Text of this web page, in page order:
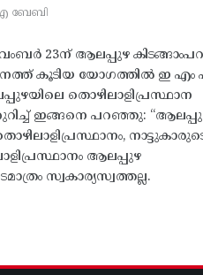
ബേബി
23ന് ആലപ്പുഴ
കൂടിയ യോഗത്തിൽ ഇ എം
തൊഴിലാളിപ്രസ്ഥാന
ഇങ്ങനെ പറഞ്ഞു:
ആലപ്പുഴ
സ്വകാര്യസ്വത്തല്ല.